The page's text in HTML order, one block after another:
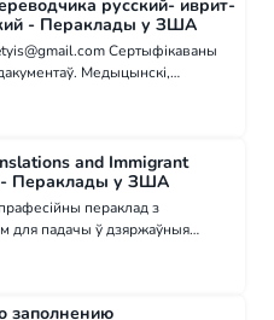
свідоцт...
русский- иврит-
- Пераклады у ЗША
Сертыфікаваны
Медыцынскі,
літаратуры. Пераклад артыкулаў,
and Immigrant
- Пераклады у ЗША
пераклад з
для падачы ў дзяржаўныя
пераклады з рускай на
заполнению